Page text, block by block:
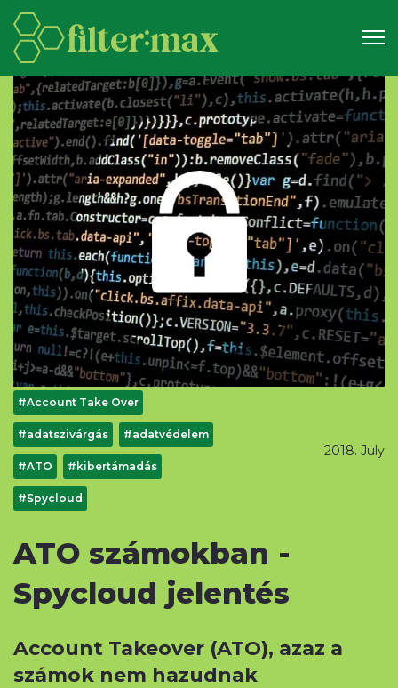
#Account Take Over
#adatszivárgás #adatvédelem
#ATO #kibertámadás
#Spycloud
2018. July
ATO számokban -
Spycloud jelentés
Account Takeover (ATO), azaz a
számok nem hazudnak